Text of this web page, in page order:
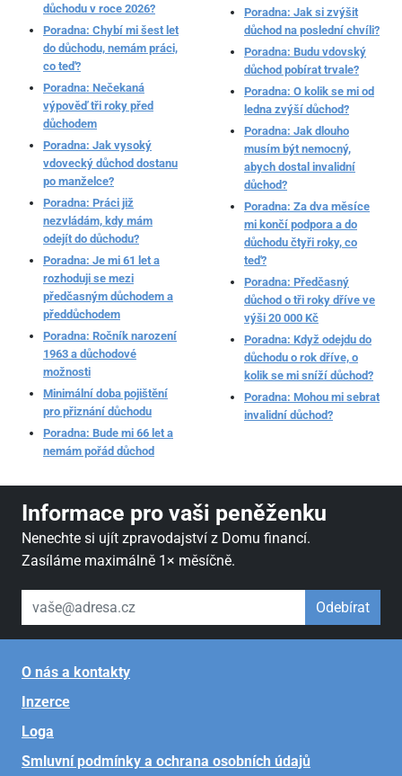
důchodu v roce 2026?
Poradna: Chybí mi šest let
do důchodu, nemám práci,
co teď?
Poradna: Nečekaná
výpověď tři roky před
důchodem
Poradna: Jak vysoký
vdovecký důchod dostanu
po manželce?
Poradna: Práci již
nezvládám, kdy mám
odejít do důchodu?
Poradna: Je mi 61 let a
rozhoduji se mezi
předčasným důchodem a
předdůchodem
Poradna: Ročník narození
1963 a důchodové
možnosti
Minimální doba pojištění
pro přiznání důchodu
Poradna: Bude mi 66 let a
nemám pořád důchod
Poradna: Jak si zvýšit
důchod na poslední chvíli?
Poradna: Budu vdovský
důchod pobírat trvale?
Poradna: O kolik se mi od
ledna zvýší důchod?
Poradna: Jak dlouho
musím být nemocný,
abych dostal invalidní
důchod?
Poradna: Za dva měsíce
mi končí podpora a do
důchodu čtyři roky, co
teď?
Poradna: Předčasný
důchod o tři roky dříve ve
výši 20 000 Kč
Poradna: Když odejdu do
důchodu o rok dříve, o
kolik se mi sníží důchod?
Poradna: Mohou mi sebrat
invalidní důchod?
Informace pro vaši peněženku
Nenechte si ujít zpravodajství z Domu financí.
Zasíláme maximálně 1× měsíčně.
váš email Odebírat
O nás a kontakty
Inzerce
Loga
Smluvní podmínky a ochrana osobních údajů